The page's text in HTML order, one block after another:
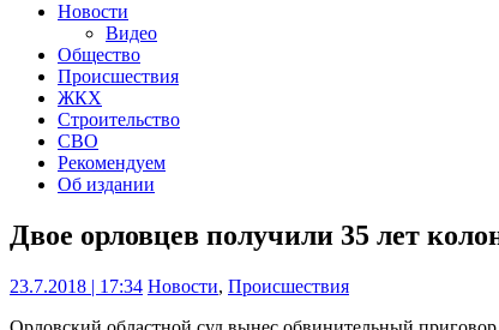
Новости
Видео
Общество
Происшествия
ЖКХ
Строительство
СВО
Рекомендуем
Об издании
Двое орловцев получили 35 лет
23.7.2018 | 17:34 Новости, Происшествия